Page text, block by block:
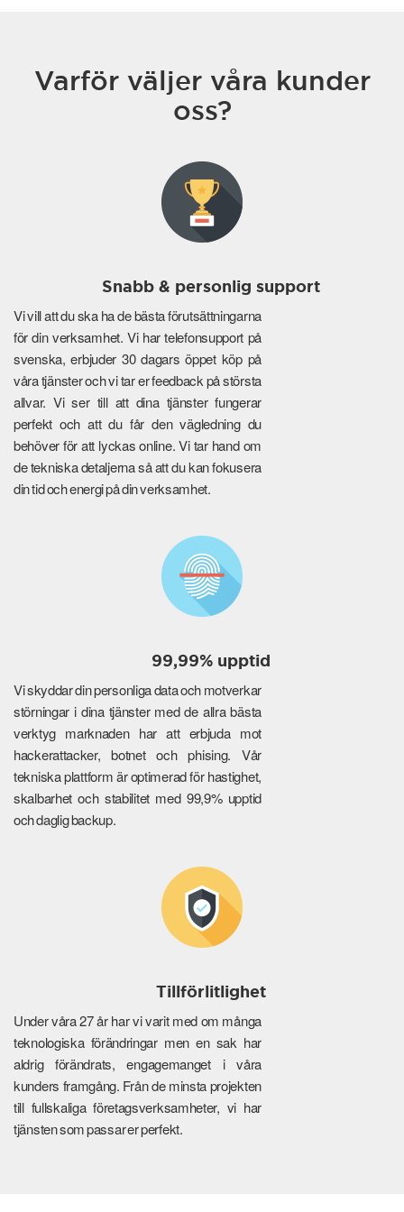
Varför väljer våra kunder
oss?
Snabb & personlig support
Vi vill att du ska ha de bästa förutsättningarna
för din verksamhet. Vi har telefonsupport på
svenska, erbjuder 30 dagars öppet köp på
våra tjänster och vi tar er feedback på största
allvar. Vi ser till att dina tjänster fungerar
perfekt och att du får den vägledning du
behöver för att lyckas online. Vi tar hand om
de tekniska detaljerna så att du kan fokusera
din tid och energi på din verksamhet.
99,99% upptid
Vi skyddar din personliga data och motverkar
störningar i dina tjänster med de allra bästa
verktyg marknaden har att erbjuda mot
hackerattacker, botnet och phising. Vår
tekniska plattform är optimerad för hastighet,
skalbarhet och stabilitet med 99,9% upptid
och daglig backup.
Tillförlitlighet
Under våra 27 år har vi varit med om många
teknologiska förändringar men en sak har
aldrig förändrats, engagemanget i våra
kunders framgång. Från de minsta projekten
till fullskaliga företagsverksamheter, vi har
tjänsten som passar er perfekt.